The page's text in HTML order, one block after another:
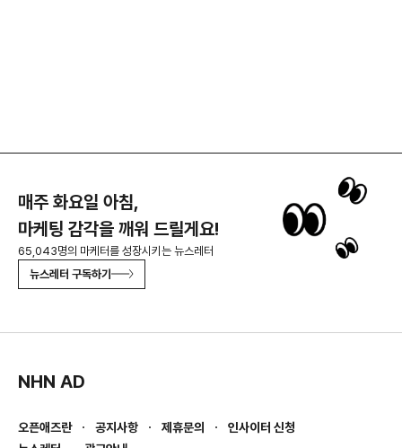
매주 화요일 아침,
마케팅 감각을 깨워 드릴게요!
65,043명의 마케터를 성장시키는 뉴스레터
뉴스레터 구독하기
NHN AD
오픈애즈란 공지사항 제휴문의
인사이터 신청